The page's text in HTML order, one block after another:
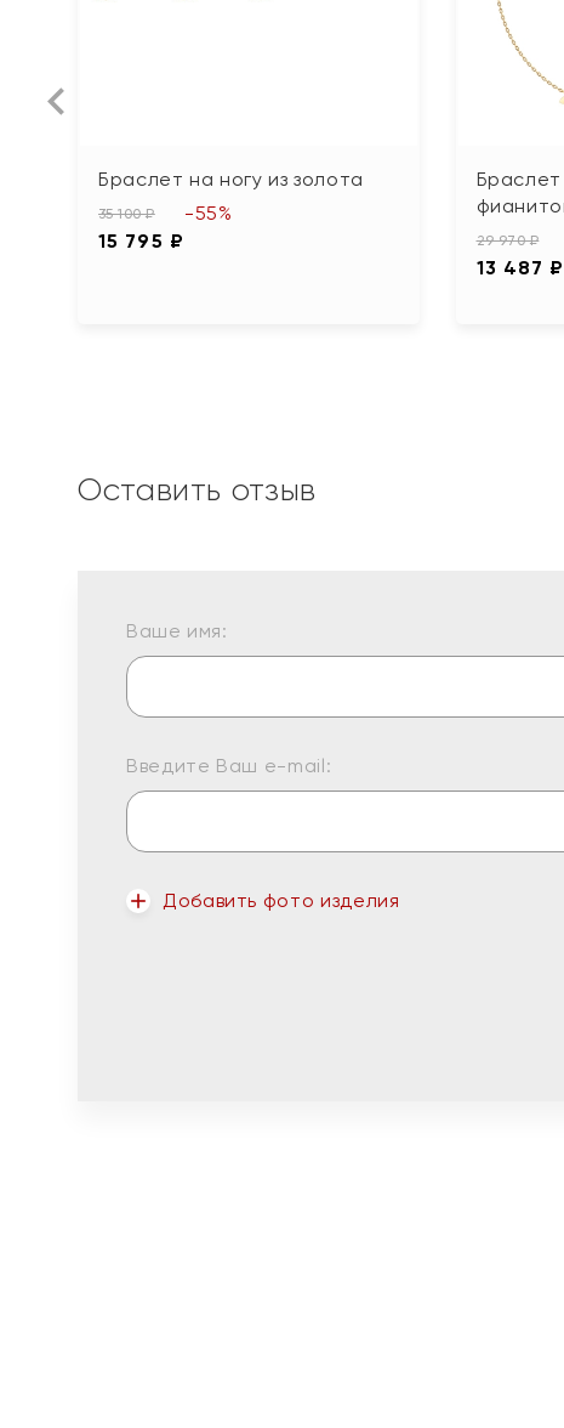
Браслет на ногу из золота
35 100 ₽
15 795 ₽
-55%
Браслет
29 970 ₽
13 487 ₽
Оставить отзыв
Ваше имя:
Введите Ваш e-mail:
Добавить фото изделия